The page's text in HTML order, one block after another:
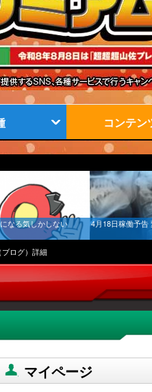
コンテン
なる気しかしない 4月18日稼働予告
ブログ）詳細
マイページ